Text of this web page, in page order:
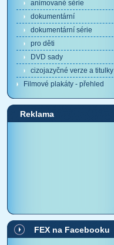
animované série
dokumentární
dokumentární série
pro děti
DVD sady
cizojazyčné verze a titulky
Filmové plakáty - přehled
Reklama
FEX na Facebooku